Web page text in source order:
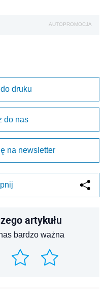
AUTOPROMOCJA
druku
do nas
na newsletter
artykułu
bardzo ważna